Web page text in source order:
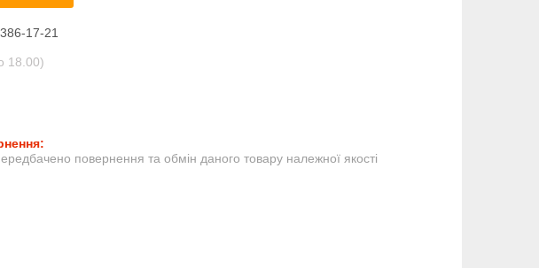
17-21
18.00)
повернення та обмін даного товару належної якості